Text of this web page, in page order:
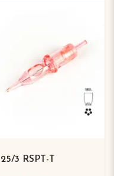
25/3 RSPT-T